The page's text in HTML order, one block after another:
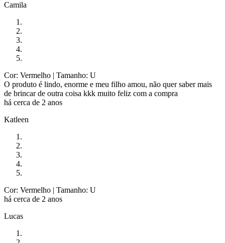
Camila
Cor: Vermelho | Tamanho: U
O produto é lindo, enorme e meu filho amou, não quer saber mais
de brincar de outra coisa kkk muito feliz com a compra
há cerca de 2 anos
Katleen
Cor: Vermelho | Tamanho: U
há cerca de 2 anos
Lucas